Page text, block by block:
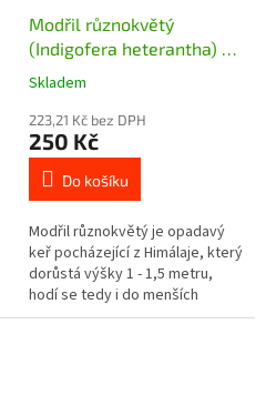
Modřil různokvětý
(Indigofera heterantha) -
30 cm
Skladem
223,21 Kč bez DPH
250 Kč
Do košíku
Modřil různokvětý je opadavý
keř pocházející z Himálaje, který
dorůstá výšky 1 - 1,5 metru,
hodí se tedy i do menších
zahrádek. Vyhledávaný je